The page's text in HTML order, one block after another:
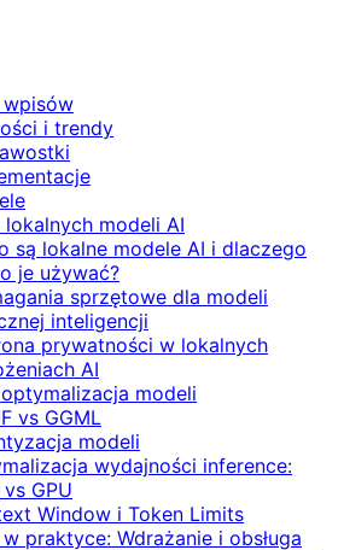
wpisów
i trendy
modeli AI
są lokalne modele AI i dlaczego
je używać?
sprzętowe dla modeli
inteligencji
prywatności w lokalnych
AI
modeli
vs GGML
modeli
wydajności inference:
vs GPU
Window i Token Limits
w praktyce: Wdrażanie i obsługa